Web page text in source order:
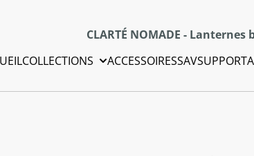
CLARTÉ NOMADE - Lanternes
COLLECTIONS ACCESSOIRESSAVSUPPORT